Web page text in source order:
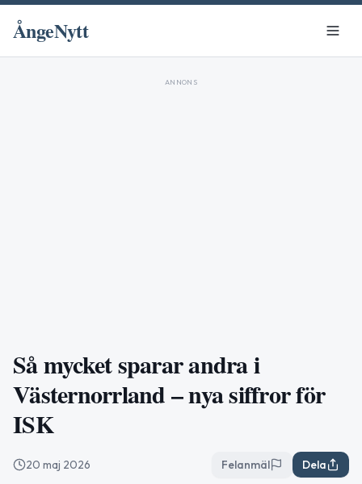
ÅngeNytt
ANNONS
Så mycket sparar andra i
Västernorrland – nya siffror för
ISK
20 maj 2026 Felanmäl Dela